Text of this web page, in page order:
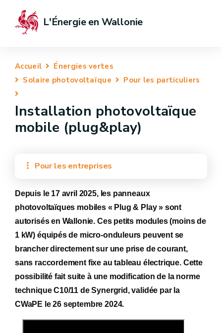
L'Énergie en Wallonie
Accueil
Énergies vertes
Solaire photovoltaïque
Pour les particuliers
Installation photovoltaïque
mobile (plug&play)
Pour les entreprises
Depuis le 17 avril 2025, les panneaux
photovoltaïques mobiles « Plug & Play » sont
autorisés en Wallonie. Ces petits modules (moins de
1 kW) équipés de micro-onduleurs peuvent se
brancher directement sur une prise de courant,
sans raccordement fixe au tableau électrique. Cette
possibilité fait suite à une modification de la norme
technique C10/11 de Synergrid, validée par la
CWaPE le 26 septembre 2024.